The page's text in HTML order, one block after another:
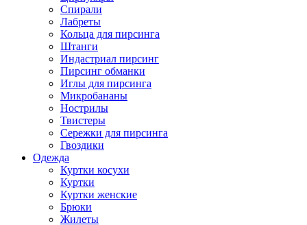
Спирали
Лабреты
Кольца для пирсинга
Штанги
Индастриал пирсинг
Пирсинг обманки
Иглы для пирсинга
Микробананы
Нострилы
Твистеры
Сережки для пирсинга
Гвоздики
Одежда
Куртки косухи
Куртки
Куртки женские
Брюки
Жилеты